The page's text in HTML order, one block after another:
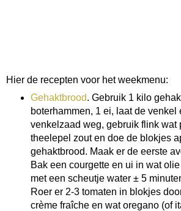
Hier de recepten voor het weekmenu:
Gehaktbrood. Gebruik 1 kilo
boterhammen, 1 ei, laat de venkel
venkelzaad weg, gebruik flink wat
theelepel zout en doe de blokjes
gehaktbrood. Maak er de eerste
Bak een courgette en ui in wat
met een scheutje water ± 5
Roer er 2-3 tomaten in blokjes
crème fraîche en wat oregano (of